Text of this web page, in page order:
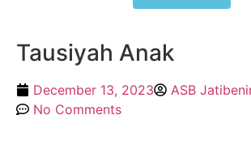
Tausiyah Anak
December 13, 2023
ASB
No Comments